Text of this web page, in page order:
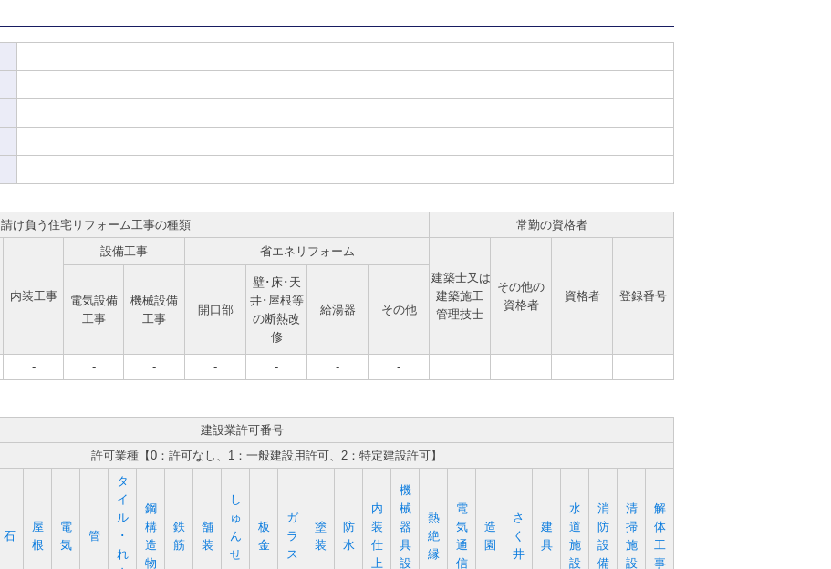
請け負う住宅リフォーム工事の種類 常勤の資格者
内装工事
設備工事
省エネリフォーム
建築士又は
建築施工
管理技士
その他の
資格者
資格者 登録番号
電気設備
工事
機械設備
工事
開口部
壁･床･天
井･屋根等
の断熱改
修
給湯器 その他
- - - - - - -
建設業許可番号
許可業種【0：許可なし、1：一般建設用許可、2：特定建設許可】
石
屋
根
電
気
管
タ
イ
ル
･
れ
鋼
構
造
物
鉄
筋
舗
装
し
ゅ
ん
せ
板
金
ガ
ラ
ス
塗
装
防
水
内
装
仕
上
機
械
器
具
設
熱
絶
縁
電
気
通
信
造
園
さ
く
井
建
具
水
道
施
設
消
防
設
備
清
掃
施
設
解
体
工
事